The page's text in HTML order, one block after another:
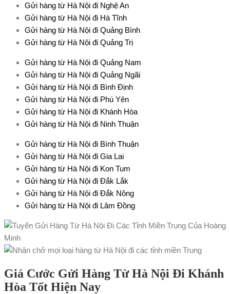
Gửi hàng từ Hà Nội đi Nghệ An
Gửi hàng từ Hà Nội đi Hà Tĩnh
Gửi hàng từ Hà Nội đi Quảng Bình
Gửi hàng từ Hà Nội đi Quảng Trị
Gửi hàng từ Hà Nội đi Quảng Nam
Gửi hàng từ Hà Nội đi Quảng Ngãi
Gửi hàng từ Hà Nội đi Bình Định
Gửi hàng từ Hà Nội đi Phú Yên
Gửi hàng từ Hà Nội đi Khánh Hòa
Gửi hàng từ Hà Nội đi Ninh Thuận
Gửi hàng từ Hà Nội đi Bình Thuận
Gửi hàng từ Hà Nội đi Gia Lai
Gửi hàng từ Hà Nội đi Kon Tum
Gửi hàng từ Hà Nội đi Đắk Lắk
Gửi hàng từ Hà Nội đi Đắk Nông
Gửi hàng từ Hà Nội đi Lâm Đồng
Giá Cước Gửi Hàng Từ Hà Nội Đi Khánh
Hòa Tốt Hiện Nay